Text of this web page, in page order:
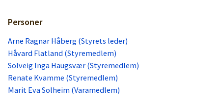
Personer
Arne Ragnar Håberg (Styrets leder)
Håvard Flatland (Styremedlem)
Solveig Inga Haugsvær (Styremedlem)
Renate Kvamme (Styremedlem)
Marit Eva Solheim (Varamedlem)